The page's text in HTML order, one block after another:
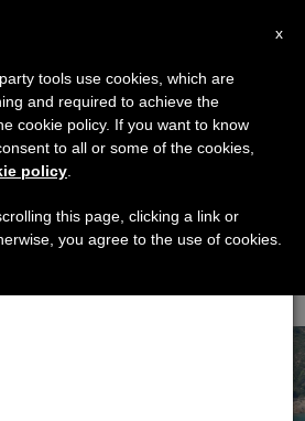
Tagged
Mariana De
×
7 de agosto haremos la pausa
que en el periodo de verano
y también el
x
tools use cookies, which are
and required to achieve the
cookie policy. If you want to know
to all or some of the cookies,
policy
this page, clicking a link or
you agree to the use of cookies.